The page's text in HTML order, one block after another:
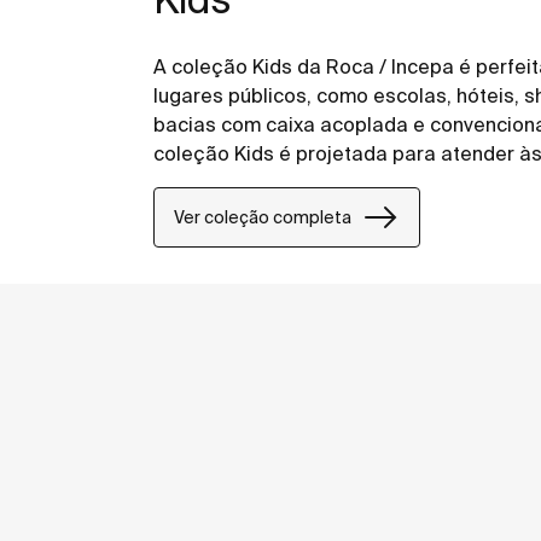
A coleção Kids da Roca / Incepa é
lugares públicos, como escolas, hóteis,
bacias com caixa acoplada e
coleção Kids é projetada para atender
garantindo segurança e conforto no uso
Ver coleção completa